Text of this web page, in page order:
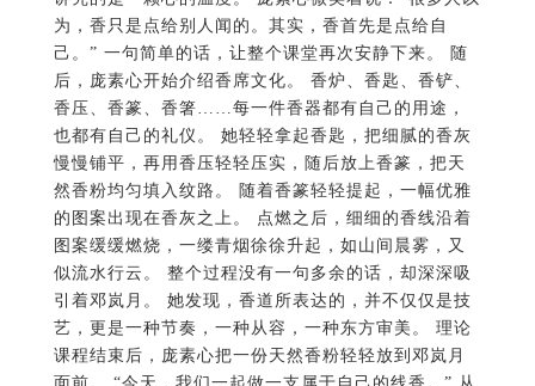
为，香只是点给别人闻的。其实，香首先是点给自
己。” 一句简单的话，让整个课堂再次安静下来。 随
后，庞素心开始介绍香席文化。 香炉、香匙、香铲、
香压、香篆、香箸……每一件香器都有自己的用途，
也都有自己的礼仪。 她轻轻拿起香匙，把细腻的香灰
慢慢铺平，再用香压轻轻压实，随后放上香篆，把天
然香粉均匀填入纹路。 随着香篆轻轻提起，一幅优雅
的图案出现在香灰之上。 点燃之后，细细的香线沿着
图案缓缓燃烧，一缕青烟徐徐升起，如山间晨雾，又
似流水行云。 整个过程没有一句多余的话，却深深吸
引着邓岚月。 她发现，香道所表达的，并不仅仅是技
艺，更是一种节奏，一种从容，一种东方审美。 理论
课程结束后，庞素心把一份天然香粉轻轻放到邓岚月